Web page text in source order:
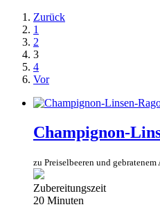
Zurück
1
2
3
4
Vor
Champignon-
zu Preiselbeeren und gebratenem
Zubereitungszeit
20 Minuten